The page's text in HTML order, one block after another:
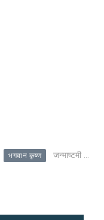
भगवान कृष्ण जन्माष्टमी - कविता - गणेश भारद्वाज